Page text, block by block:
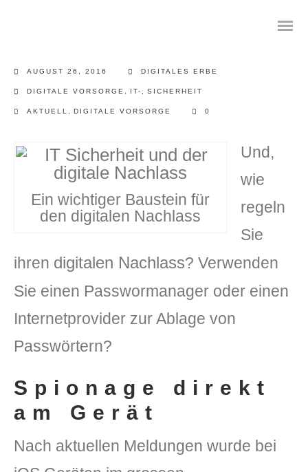
Digitale Vorsorge
Geräteanalyse und Datensicherung
Internetsuche
Wie regeln Sie ihren digitalen Nachlass
Digitaler Nachlass
DLH Stick – Sicherheitskonzept
AUGUST 26, 2016 DIGITALES ERBE
DIGITALE VORSORGE IT- SICHERHEIT
AKTUELL DIGITALE VORSORGE 0
Ein wichtiger Baustein für
den digitalen Nachlass
Und,
wie
regeln
Sie
ihren digitalen Nachlass? Verwenden
Sie einen Passwormanager oder einen
Internetprovider zur Ablage von
Passwörtern?
Spionage direkt
am Gerät
Nach aktuellen Meldungen wurde bei